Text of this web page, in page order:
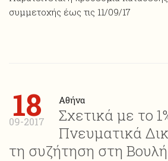
συμμετοχής έως τις 11/09/17
18
09-2017
Αθήνα
Σχετικά με το
Πνευματικά
τη συζήτηση στη Βουλή